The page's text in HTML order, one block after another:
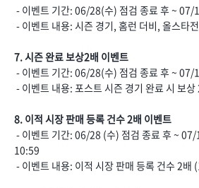
- 이벤트 기간: 06/28(수) 점검 종료 후 ~
- 이벤트 내용: 시즌 경기, 홈런 더비, 올스타
7. 시즌 완료 보상2배 이벤트
- 이벤트 기간: 06/28(수) 점검 종료 후 ~
- 이벤트 내용: 포스트 시즌 경기 완료 시 보상
8. 이적 시장 판매 등록 건수 2배 이벤트
- 이벤트 기간: 06/28 (수) 점검 종료 후 ~
10:59
- 이벤트 내용: 이적 시장 판매 등록 건수 2